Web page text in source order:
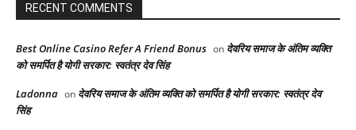
RECENT COMMENTS
Best Online Casino Refer A Friend Bonus on देवरिय समाज के अंतिम व्यक्ति
को समर्पित है योगी सरकार: स्वतंत्र देव सिंह
Ladonna on देवरिय समाज के अंतिम व्यक्ति को समर्पित है योगी सरकार: स्वतंत्र देव
सिंह